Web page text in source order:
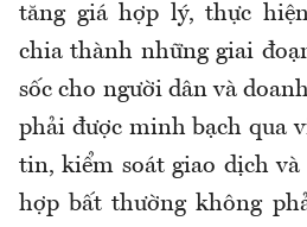
tăng giá hợp lý, thực
chia thành những giai
sốc cho người dân và
phải được minh bạch qua
tin, kiểm soát giao dịch và
hợp bất thường không